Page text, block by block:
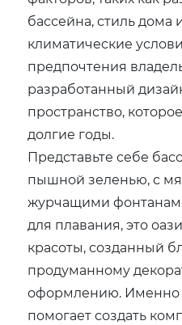
бассейна, стиль дома
климатические
предпочтения
разработанный
пространство,
долгие годы.
Представьте себе
пышной зеленью, с
журчащими
для плавания, это
красоты, созданный
продуманному
оформлению. Именно
помогает создать